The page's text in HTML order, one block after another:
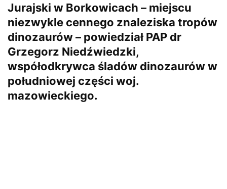
Jurajski w Borkowicach – miejscu
niezwykle cennego znaleziska tropów
dinozaurów – powiedział PAP dr
Grzegorz Niedźwiedzki,
współodkrywca śladów dinozaurów w
południowej części woj.
mazowieckiego.